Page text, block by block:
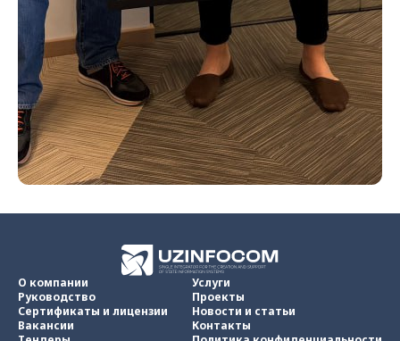
О компании
Руководство
Сертификаты и лицензии
Вакансии
Услуги
Проекты
Новости и статьи
Контакты